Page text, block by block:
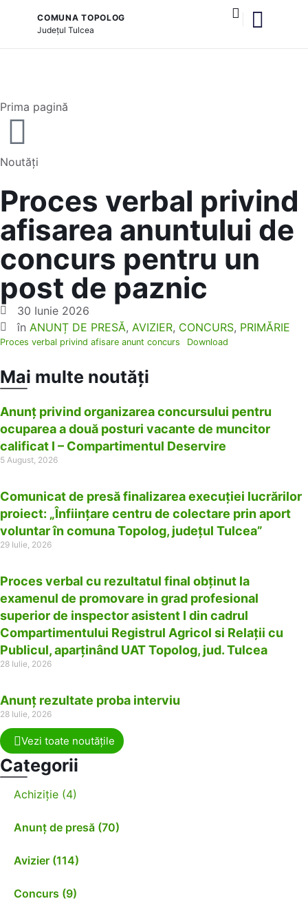
COMUNA TOPOLOG
JudețulTulcea
Prima pagină
Noutăți
Proces verbal privind
afisarea anuntului de
concurs pentru un
post de paznic
30 Iunie 2026
în ANUNȚ DE PRESĂ, AVIZIER, CONCURS, PRIMĂRIE
Proces verbal privind afisare anunt concurs Download
Mai multe noutăți
Anunț privind organizarea concursului pentru
ocuparea a două posturi vacante de muncitor
calificat I – Compartimentul Deservire
5 August, 2026
Comunicat de presă finalizarea execuției lucrărilor
proiect: „Înființare centru de colectare prin aport
voluntar în comuna Topolog, județul Tulcea”
29 Iulie, 2026
Proces verbal cu rezultatul final obținut la
examenul de promovare in grad profesional
superior de inspector asistent I din cadrul
Compartimentului Registrul Agricol si Relații cu
Publicul, aparținând UAT Topolog, jud. Tulcea
28 Iulie, 2026
Anunț rezultate proba interviu
28 Iulie, 2026
Vezi toate noutățile
Categorii
Achiziție (4)
Anunț de presă (70)
Avizier (114)
Concurs (9)